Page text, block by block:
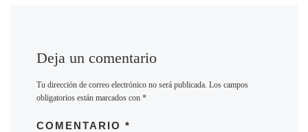
Deja un comentario
Tu dirección de correo electrónico no será publicada. Los campos
obligatorios están marcados con *
COMENTARIO *